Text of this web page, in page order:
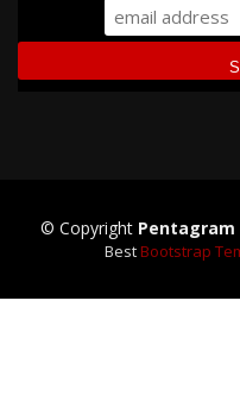
© Copyright Pentagram
Best Bootstrap